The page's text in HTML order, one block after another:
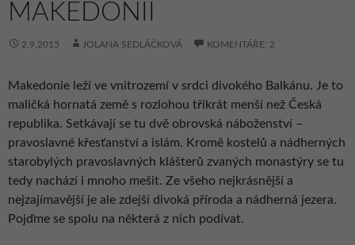
MAKEDONII
2.9.2015 JOLANA SEDLÁČKOVÁ KOMENTÁŘE: 2
Makedonie leží ve vnitrozemí v srdci divokého Balkánu. Je to
maličká hornatá země s rozlohou třikrát menší než Česká
republika. Setkávají se tu dvě obrovská náboženství –
pravoslavné křesťanství a islám. Kromě kostelů a nádherných
starobylých pravoslavných klášterů zvaných monastýry se tu
tedy nachází i mnoho mešit. Ze všeho nejkrásnější a
nejzajímavější je ale zdejší divoká příroda a nádherná jezera.
Pojďme se spolu na některá z nich podívat.